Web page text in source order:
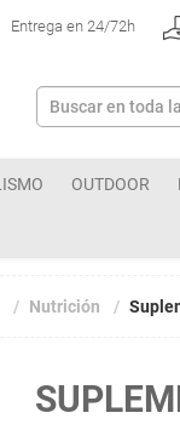
Entrega en 24/72h
OUTDOOR
Nutrición